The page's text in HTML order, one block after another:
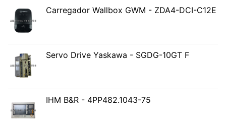
Carregador Wallbox GWM - ZDA4-DCI-C12E
Servo Drive Yaskawa - SGDG-10GT F
IHM B&R - 4PP482.1043-75